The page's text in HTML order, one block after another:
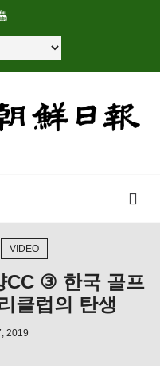
VIDEO
CC ③ 한국 골프
클럽의 탄생
2019